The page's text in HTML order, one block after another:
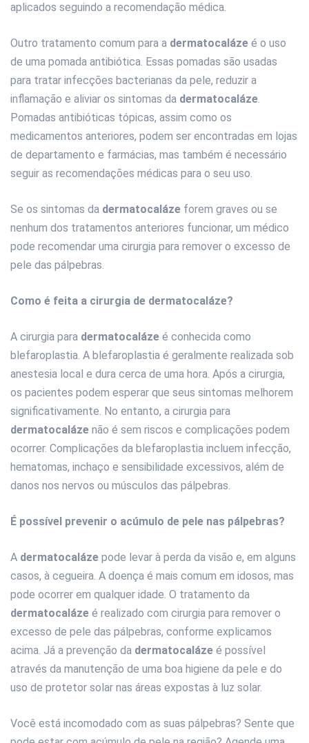
aplicados seguindo a recomendação médica.
Outro tratamento comum para a dermatocaláze é o uso
de uma pomada antibiótica. Essas pomadas são usadas
para tratar infecções bacterianas da pele, reduzir a
inflamação e aliviar os sintomas da dermatocaláze.
Pomadas antibióticas tópicas, assim como os
medicamentos anteriores, podem ser encontradas em lojas
de departamento e farmácias, mas também é necessário
seguir as recomendações médicas para o seu uso.
Se os sintomas da dermatocaláze forem graves ou se
nenhum dos tratamentos anteriores funcionar, um médico
pode recomendar uma cirurgia para remover o excesso de
pele das pálpebras.
Como é feita a cirurgia de dermatocaláze?
A cirurgia para dermatocaláze é conhecida como
blefaroplastia. A blefaroplastia é geralmente realizada sob
anestesia local e dura cerca de uma hora. Após a cirurgia,
os pacientes podem esperar que seus sintomas melhorem
significativamente. No entanto, a cirurgia para
dermatocaláze não é sem riscos e complicações podem
ocorrer. Complicações da blefaroplastia incluem infecção,
hematomas, inchaço e sensibilidade excessivos, além de
danos nos nervos ou músculos das pálpebras.
É possível prevenir o acúmulo de pele nas pálpebras?
A dermatocaláze pode levar à perda da visão e, em alguns
casos, à cegueira. A doença é mais comum em idosos, mas
pode ocorrer em qualquer idade. O tratamento da
dermatocaláze é realizado com cirurgia para remover o
excesso de pele das pálpebras, conforme explicamos
acima. Já a prevenção da dermatocaláze é possível
através da manutenção de uma boa higiene da pele e do
uso de protetor solar nas áreas expostas à luz solar.
Você está incomodado com as suas pálpebras? Sente que